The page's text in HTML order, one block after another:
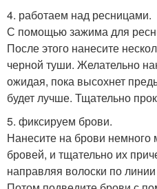
4. работаем над ресницами.
С помощью зажима для
После этого нанесите
черной туши. Желательно
ожидая, пока высохнет
будет лучше. Тщательно
5. фиксируем брови.
Нанесите на брови немного
бровей, и тщательно их
направляя волоски по